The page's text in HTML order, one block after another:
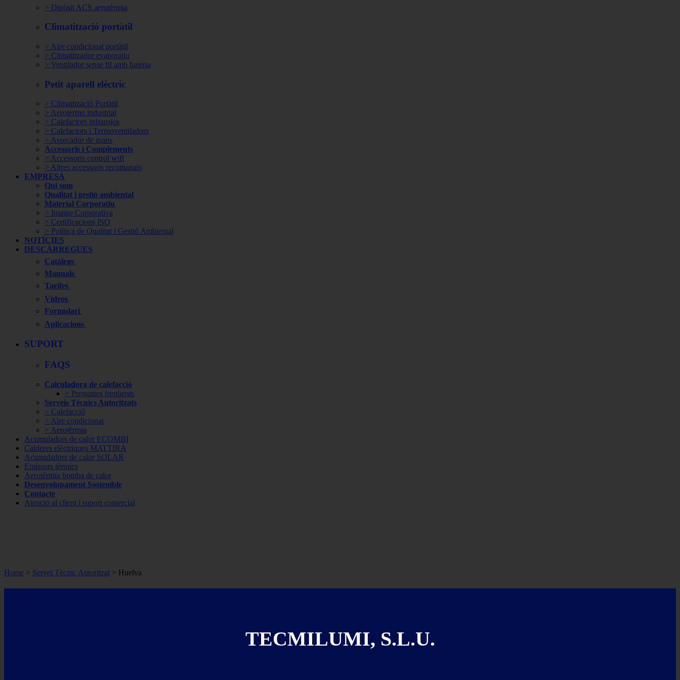
> Dipòsit ACS aerotèrmia
Climatització portàtil
> Aire condicionat portàtil
> Climatitzador evaporatiu
> Ventilador sense fil amb bateria
Petit aparell elèctric
> Climatització Portàtil
> Aerotermo industrial
> Calefactors infrarojos
> Calefactors i Termoventiladors
> Assecador de mans
Accessoris i Complements
> Accessoris control wifi
> Altres accessoris recomanats
EMPRESA
Qui som
Qualitat i gestió ambiental
Material Corporatiu
> Imatge Corporativa
> Certificacions ISO
> Política de Qualitat i Gestió Ambiental
NOTÍCIES
DESCÀRREGUES
Catàlegs
Manuals
Tarifes
Vídeos
Formulari
Aplicacions
SUPORT
FAQS
Calculadora de calefacció
> Preguntes freqüents
Serveis Tècnics Autoritzats
> Calefacció
> Aire condicionat
> Aerotèrmia
Acumuladors de calor ECOMBI
Calderes elèctriques MATTIRA
Acumuladors de calor SOLAR
Emissors tèrmics
Aerotèrmia bomba de calor
Desenvolupament Sostenible
Contacte
Atenció al client i suport comercial
Home > Servei Tècnic Autoritzat > Huelva
TECMILUMI, S.L.U.